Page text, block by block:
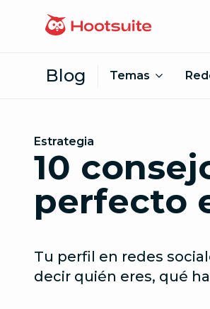
Blog Temas
Estrategia
10
perfecto
Tu perfil en redes
decir quién eres, qué